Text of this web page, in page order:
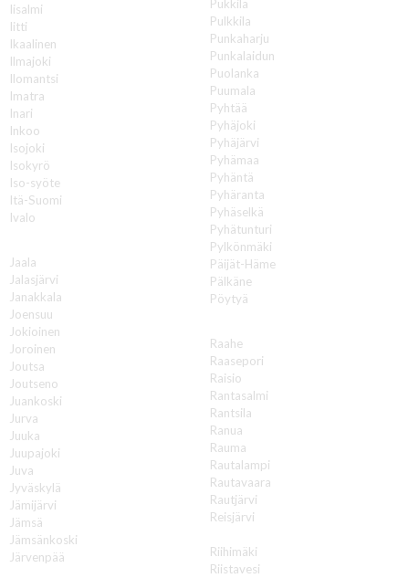
Iisalmi
Iitti
Ikaalinen
Ilmajoki
Ilomantsi
Imatra
Inari
Inkoo
Isojoki
Isokyrö
Iso-syöte
Itä-Suomi
Ivalo
Jaala
Jalasjärvi
Janakkala
Joensuu
Jokioinen
Joroinen
Joutsa
Joutseno
Juankoski
Jurva
Juuka
Juupajoki
Juva
Jyväskylä
Jämijärvi
Jämsä
Jämsänkoski
Järvenpää
Pukkila
Pulkkila
Punkaharju
Punkalaidun
Puolanka
Puumala
Pyhtää
Pyhäjoki
Pyhäjärvi
Pyhämaa
Pyhäntä
Pyhäranta
Pyhäselkä
Pyhätunturi
Pylkönmäki
Päijät-Häme
Pälkäne
Pöytyä
Raahe
Raasepori
Raisio
Rantasalmi
Rantsila
Ranua
Rauma
Rautalampi
Rautavaara
Rautjärvi
Reisjärvi
Riihimäki
Riistavesi